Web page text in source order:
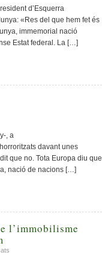
d’Esquerra
«Res del que hem fet és
immemorial nació
Estat federal. La […]
, a
davant unes
que no. Tota Europa diu que
nació de nacions […]
l’immobilisme